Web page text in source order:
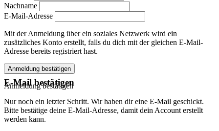
Nachname
E-Mail-Adresse
Mit der Anmeldung über ein soziales Netzwerk wird ein
zusätzliches Konto erstellt, falls du dich mit der gleichen E-Mail-
Adresse bereits registriert hast.
Anmeldung bestätigen
Anmeldung bestätigen
E-Mail bestätigen
Nur noch ein letzter Schritt. Wir haben dir eine E-Mail geschickt.
Bitte bestätige deine E-Mail-Adresse, damit dein Account erstellt
werden kann.